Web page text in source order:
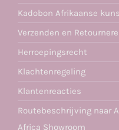
Kadobon Afrikaanse
Verzenden en
Herroepingsrecht
Klachtenregeling
Klantenreacties
Routebeschrijving naar
Africa Showroom